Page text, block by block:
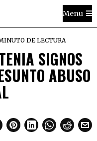
Menu
DE LECTURA
SIGNOS
ABUSO